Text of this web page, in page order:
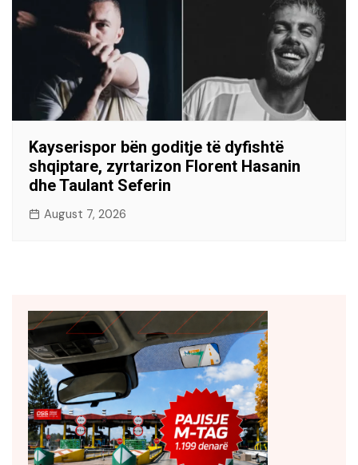
Kayserispor bën goditje të dyfishtë
shqiptare, zyrtarizon Florent Hasanin
dhe Taulant Seferin
August 7, 2026